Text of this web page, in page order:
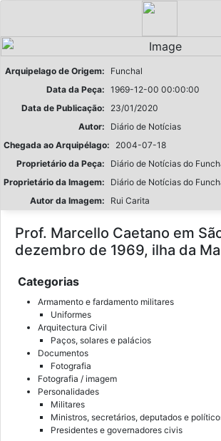
Arquipelago de Origem:
Funchal
Data da Peça: 1969-12-00 00:00:00
Data de Publicação:
23/01/2020
Autor:
Diário de Notícias
Chegada ao Arquipélago:
2004-07-18
Proprietário da Peça:
Diário de Notícias do
Proprietário da Imagem:
Diário de Notícias do
Autor da Imagem:
Rui Carita
Prof. Marcello Caetano em
dezembro de 1969, ilha da
Categorias
Armamento e fardamento militares
Uniformes
Arquitectura Civil
Paços, solares e palácios
Documentos
Fotografia
Fotografia / imagem
Personalidades
Militares
Ministros, secretários, deputados e
Presidentes e governadores civis